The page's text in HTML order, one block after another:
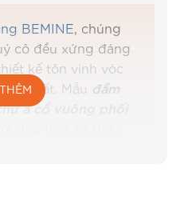
BEMINE, chúng
cô đều xứng đáng
kế tôn vinh vóc
tế nhất. Mẫu đầm
a cổ vuông phối
XEM THÊM